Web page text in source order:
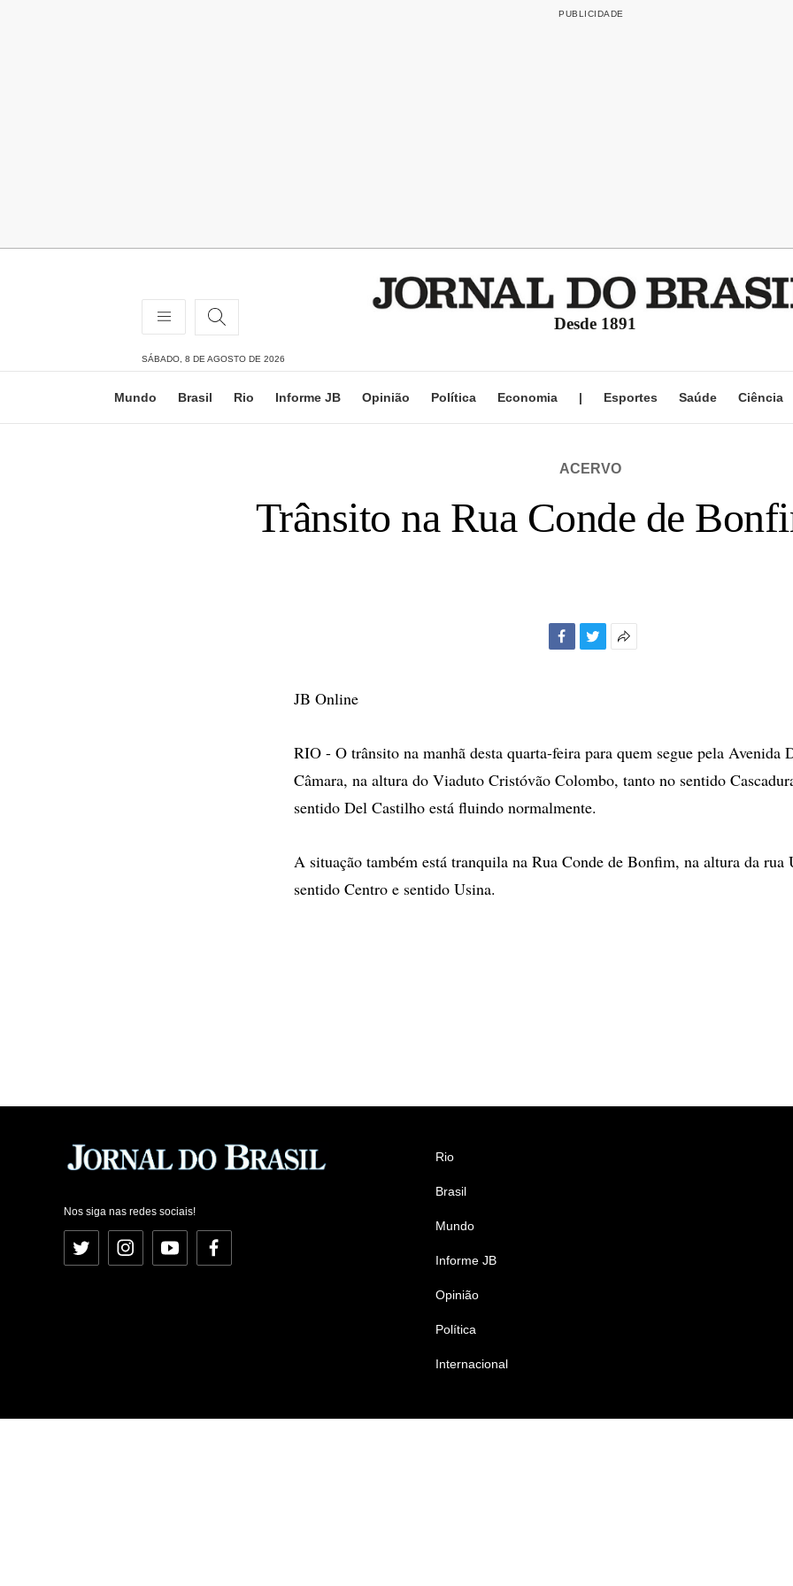
Desde 1891
SÁBADO, 8 DE AGOSTO DE 2026
Mundo Brasil Rio Informe JB Opinião Política Economia | Esportes Saúde Ciência
ACERVO
Trânsito na Rua Conde de
JB Online
RIO - O trânsito na manhã desta quarta-feira para quem segue pela Avenida
Câmara, na altura do Viaduto Cristóvão Colombo, tanto no sentido
sentido Del Castilho está fluindo normalmente.
A situação também está tranquila na Rua Conde de Bonfim, na altura da rua
sentido Centro e sentido Usina.
Nos siga nas redes sociais!
Twitter InstagramYouTubeFacebook
Rio
Brasil
Mundo
Informe JB
Opinião
Política
Internacional